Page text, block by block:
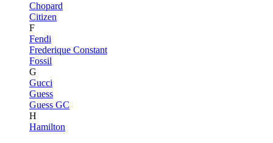
Chopard
Citizen
F
Fendi
Frederique Constant
Fossil
G
Gucci
Guess
Guess GC
H
Hamilton